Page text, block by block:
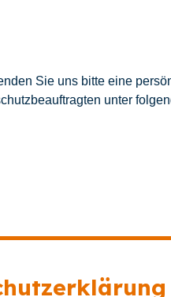
Sie uns bitte eine
unter